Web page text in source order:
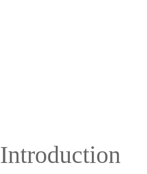
Introduction